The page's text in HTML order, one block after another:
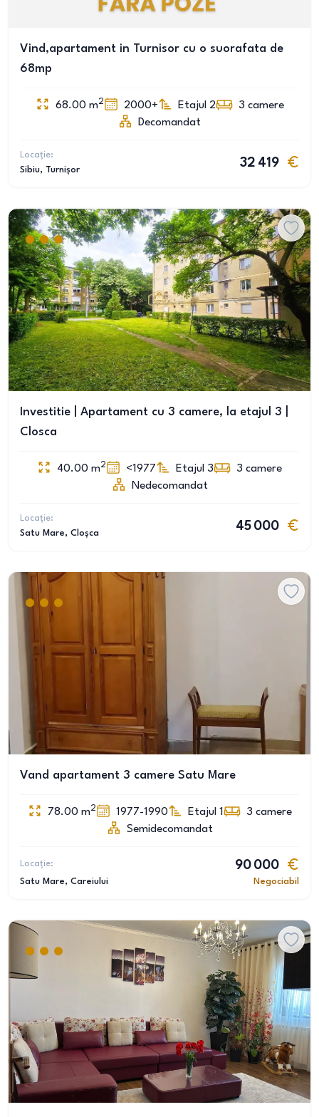
Vind,apartament in Turnisor cu o suorafata de
68mp
68.00 m2 2000+ Etajul 2 3 camere
Decomandat
Locație:
Sibiu, Turnișor
32 419
Investitie | Apartament cu 3 camere, la etajul 3 |
Closca
40.00 m2 <1977 Etajul 3 3 camere
Nedecomandat
Locație:
Satu Mare, Cloșca
45 000
Vand apartament 3 camere Satu Mare
78.00 m2 1977-1990 Etajul 1 3 camere
Semidecomandat
Locație:
Satu Mare, Careiului
90 000
Negociabil